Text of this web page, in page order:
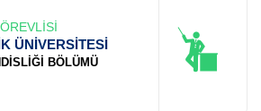
ÜNİVERSİTESİ
BÖLÜMÜ